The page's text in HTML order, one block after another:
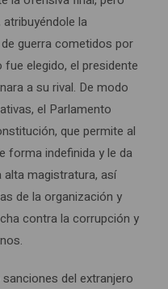
la
guerra cometidos por
elegido, el presidente
a su rival. De modo
el Parlamento
que permite al
forma indefinida y le da
magistratura, así
de la organización y
contra la corrupción y
del extranjero